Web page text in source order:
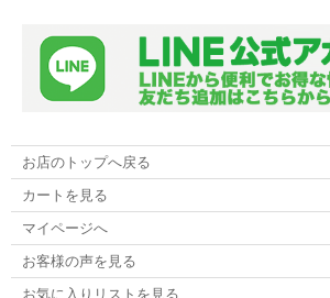
お店のトップへ戻る
カートを見る
マイページへ
お客様の声を見る
お気に入りリストを見る